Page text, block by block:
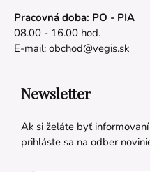
Pracovná doba: PO - PIA
08.00 - 16.00 hod.
E-mail: obchod@vegis.sk
Newsletter
Ak si želáte byť
prihláste sa na odber